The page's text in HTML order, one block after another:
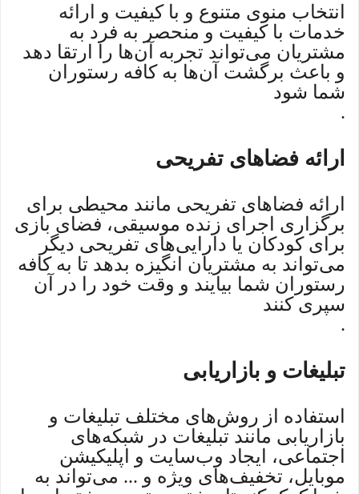
انتخاب منوی متنوع و با کیفیت و ارائه
خدمات با کیفیت و منحصر به فرد به
مشتریان می‌تواند تجربه آن‌ها را ارتقا دهد
و باعث برگشت آن‌ها به کافه رستوران
شما شود
.
ارائه فضاهای تفریحی
ارائه فضاهای تفریحی مانند محیطی برای
برگزاری اجرای زنده موسیقی، فضای بازی
برای کودکان یا دارایی‌های تفریحی دیگر
می‌تواند به مشتریان انگیزه بدهد تا به کافه
رستوران شما بیایند و وقت خود را در آن
سپری کنند
.
تبلیغات و بازاریابی
استفاده از روش‌های مختلف تبلیغات و
بازاریابی مانند تبلیغات در شبکه‌های
اجتماعی، ایجاد وب‌سایت و اپلیکیشن
موبایل، تخفیف‌های ویژه و ... می‌تواند به